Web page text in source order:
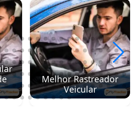
Melhor Rastreador
Veicular